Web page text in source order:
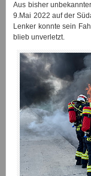
Aus bisher
9.Mai 2022 auf der
Lenker konnte sein
blieb unverletzt.